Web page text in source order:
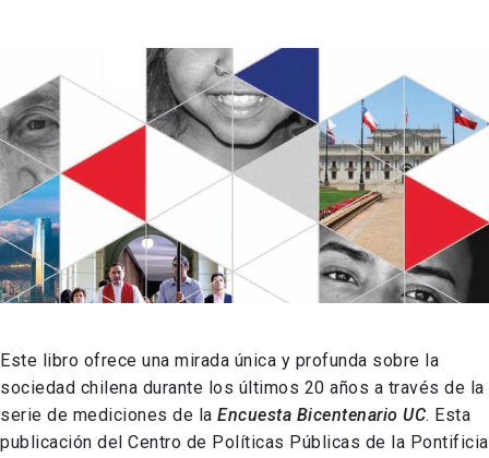
Este libro ofrece una mirada única y profunda sobre la
sociedad chilena durante los últimos 20 años a través de la
serie de mediciones de la Encuesta Bicentenario UC. Esta
publicación del Centro de Políticas Públicas de la Pontificia